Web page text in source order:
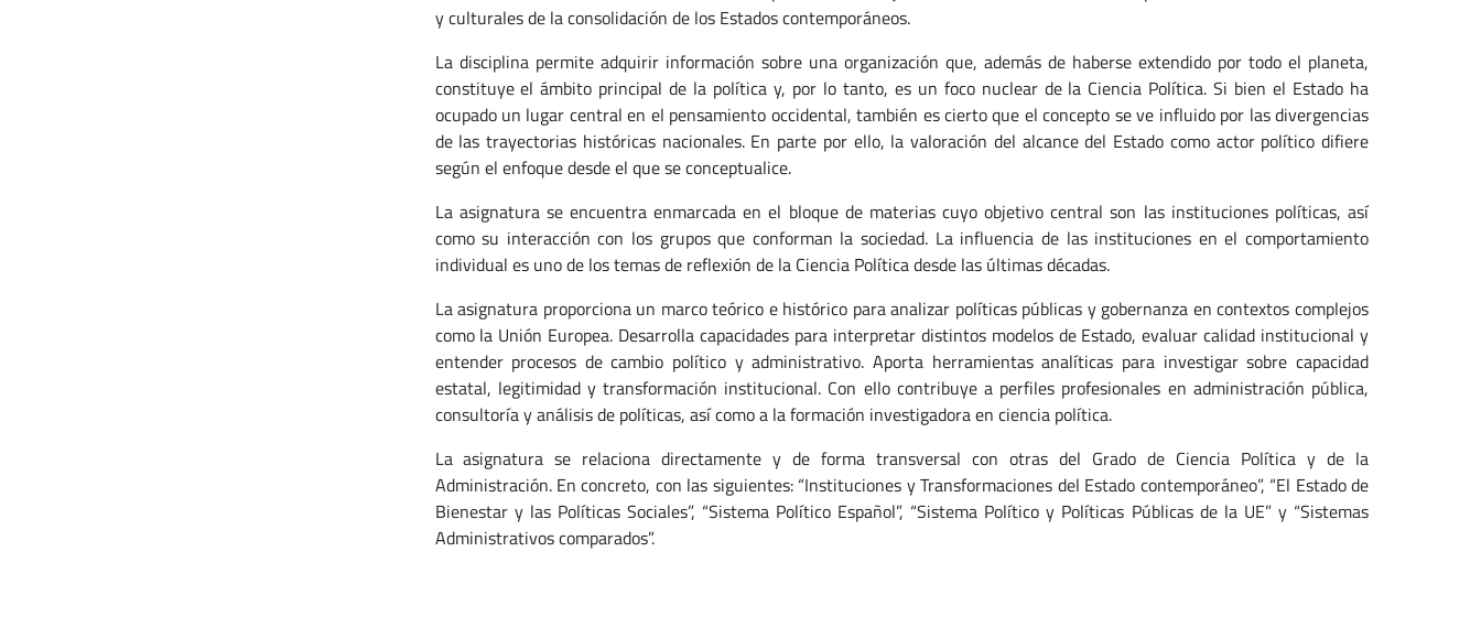
y culturales de la consolidación de los Estados contemporáneos.
La disciplina permite adquirir información sobre una organización que, además de haberse extendido por todo el planeta,
constituye el ámbito principal de la política y, por lo tanto, es un foco nuclear de la Ciencia Política. Si bien el Estado ha
ocupado un lugar central en el pensamiento occidental, también es cierto que el concepto se ve influido por las divergencias
de las trayectorias históricas nacionales. En parte por ello, la valoración del alcance del Estado como actor político difiere
según el enfoque desde el que se conceptualice.
La asignatura se encuentra enmarcada en el bloque de materias cuyo objetivo central son las instituciones políticas, así
como su interacción con los grupos que conforman la sociedad. La influencia de las instituciones en el comportamiento
individual es uno de los temas de reflexión de la Ciencia Política desde las últimas décadas.
La asignatura proporciona un marco teórico e histórico para analizar políticas públicas y gobernanza en contextos complejos
como la Unión Europea. Desarrolla capacidades para interpretar distintos modelos de Estado, evaluar calidad institucional y
entender procesos de cambio político y administrativo. Aporta herramientas analíticas para investigar sobre capacidad
estatal, legitimidad y transformación institucional. Con ello contribuye a perfiles profesionales en administración pública,
consultoría y análisis de políticas, así como a la formación investigadora en ciencia política.
La asignatura se relaciona directamente y de forma transversal con otras del Grado de Ciencia Política y de la
Administración. En concreto, con las siguientes: “Instituciones y Transformaciones del Estado contemporáneo”, “El Estado de
Bienestar y las Políticas Sociales”, “Sistema Político Español”, “Sistema Político y Políticas Públicas de la UE” y “Sistemas
Administrativos comparados”.